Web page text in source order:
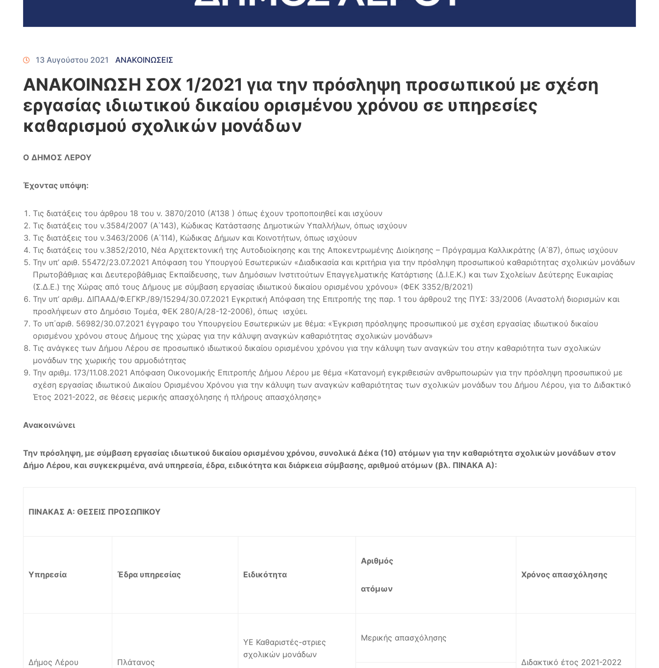
13 Αυγούστου 2021 ΑΝΑΚΟΙΝΩΣΕΙΣ
ΑΝΑΚΟΙΝΩΣΗ ΣΟΧ 1/2021 για την πρόσληψη προσωπικού με σχέση
εργασίας ιδιωτικού δικαίου ορισμένου χρόνου σε υπηρεσίες
καθαρισμού σχολικών μονάδων
Ο ΔΗΜΟΣ ΛΕΡΟΥ
Έχοντας υπόψη:
Τις διατάξεις του άρθρου 18 του ν. 3870/2010 (Α’138 ) όπως έχουν τροποποιηθεί και ισχύουν
Τις διατάξεις του ν.3584/2007 (Α΄143), Κώδικας Κατάστασης Δημοτικών Υπαλλήλων, όπως ισχύουν
Τις διατάξεις του ν.3463/2006 (Α΄114), Κώδικας Δήμων και Κοινοτήτων, όπως ισχύουν
Τις διατάξεις του ν.3852/2010, Νέα Αρχιτεκτονική της Αυτοδιοίκησης και της Αποκεντρωμένης Διοίκησης – Πρόγραμμα Καλλικράτης (Α΄87), όπως ισχύουν
Την υπ’ αριθ. 55472/23.07.2021 Απόφαση του Υπουργού Εσωτερικών «Διαδικασία και κριτήρια για την πρόσληψη προσωπικού καθαριότητας σχολικών μονάδων
Πρωτοβάθμιας και Δευτεροβάθμιας Εκπαίδευσης, των Δημόσιων Ινστιτούτων Επαγγελματικής Κατάρτισης (Δ.Ι.Ε.Κ.) και των Σχολείων Δεύτερης Ευκαιρίας
(Σ.Δ.Ε.) της Χώρας από τους Δήμους με σύμβαση εργασίας ιδιωτικού δικαίου ορισμένου χρόνου» (ΦΕΚ 3352/Β/2021)
Την υπ’ αριθμ. ΔΙΠΑΑΔ/Φ.ΕΓΚΡ./89/15294/30.07.2021 Εγκριτική Απόφαση της Επιτροπής της παρ. 1 του άρθρου2 της ΠΥΣ: 33/2006 (Αναστολή διορισμών και
προσλήψεων στο Δημόσιο Τομέα, ΦΕΚ 280/Α/28-12-2006), όπως ισχύει.
Το υπ΄αριθ. 56982/30.07.2021 έγγραφο του Υπουργείου Εσωτερικών με θέμα: «Έγκριση πρόσληψης προσωπικού με σχέση εργασίας ιδιωτικού δικαίου
ορισμένου χρόνου στους Δήμους της χώρας για την κάλυψη αναγκών καθαριότητας σχολικών μονάδων»
Τις ανάγκες των Δήμου Λέρου σε προσωπικό ιδιωτικού δικαίου ορισμένου χρόνου για την κάλυψη των αναγκών του στην καθαριότητα των σχολικών
μονάδων της χωρικής του αρμοδιότητας
Την αριθμ. 173/11.08.2021 Απόφαση Οικονομικής Επιτροπής Δήμου Λέρου με θέμα «Κατανομή εγκριθεισών ανθρωποωρών για την πρόσληψη προσωπικού με
σχέση εργασίας ιδιωτικού Δικαίου Ορισμένου Χρόνου για την κάλυψη των αναγκών καθαριότητας των σχολικών μονάδων του Δήμου Λέρου, για το Διδακτικό
Έτος 2021-2022, σε θέσεις μερικής απασχόλησης ή πλήρους απασχόλησης»
Ανακοινώνει
Την πρόσληψη, με σύμβαση εργασίας ιδιωτικού δικαίου ορισμένου χρόνου, συνολικά Δέκα (10) ατόμων για την καθαριότητα σχολικών μονάδων στον
Δήμο Λέρου, και συγκεκριμένα, ανά υπηρεσία, έδρα, ειδικότητα και διάρκεια σύμβασης, αριθμού ατόμων (βλ. ΠΙΝΑΚΑ Α):
ΠΙΝΑΚΑΣ Α: ΘΕΣΕΙΣ ΠΡΟΣΩΠΙΚΟΥ
Υπηρεσία Έδρα υπηρεσίας Ειδικότητα
Αριθμός
ατόμων
Χρόνος απασχόλησης
Δήμος Λέρου Πλάτανος
ΥΕ Καθαριστές-στριες
σχολικών μονάδων
Μερικής απασχόλησης
Διδακτικό έτος 2021-2022